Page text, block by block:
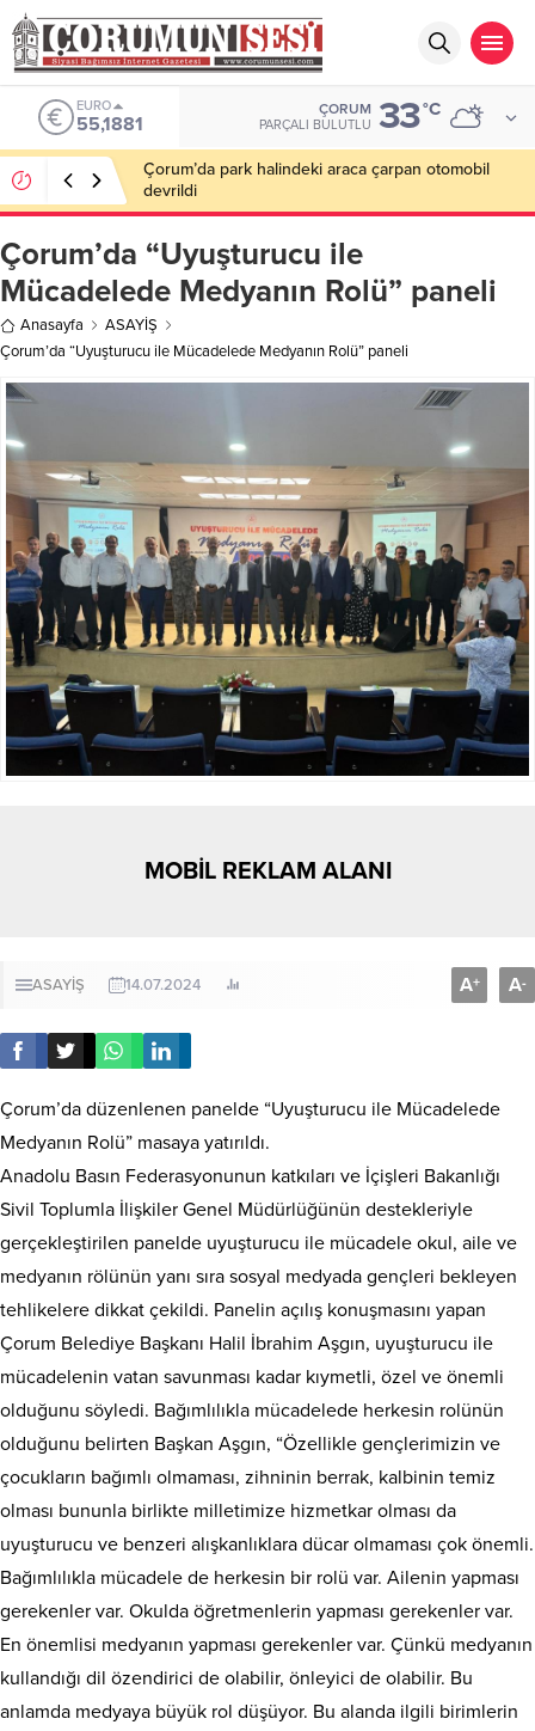
ALTIN
6.660,55
ÇORUM
PARÇALI BULUTLU 33°C
Savaş Balçık: “Benim hedefim Süper Lig’de bir yer
değil, Avrupa’da olmak”
Çorum’da “Uyuşturucu ile
Mücadelede Medyanın Rolü” paneli
Anasayfa
ASAYİŞ
Çorum’da “Uyuşturucu ile Mücadelede Medyanın Rolü” paneli
MOBİL REKLAM ALANI
ASAYİŞ 14.07.2024 A+ A-
Çorum’da düzenlenen panelde “Uyuşturucu ile Mücadelede
Medyanın Rolü” masaya yatırıldı.
Anadolu Basın Federasyonunun katkıları ve İçişleri Bakanlığı
Sivil Toplumla İlişkiler Genel Müdürlüğünün destekleriyle
gerçekleştirilen panelde uyuşturucu ile mücadele okul, aile ve
medyanın rölünün yanı sıra sosyal medyada gençleri bekleyen
tehlikelere dikkat çekildi. Panelin açılış konuşmasını yapan
Çorum Belediye Başkanı Halil İbrahim Aşgın, uyuşturucu ile
mücadelenin vatan savunması kadar kıymetli, özel ve önemli
olduğunu söyledi. Bağımlılıkla mücadelede herkesin rolünün
olduğunu belirten Başkan Aşgın, “Özellikle gençlerimizin ve
çocukların bağımlı olmaması, zihninin berrak, kalbinin temiz
olması bununla birlikte milletimize hizmetkar olması da
uyuşturucu ve benzeri alışkanlıklara dücar olmaması çok önemli.
Bağımlılıkla mücadele de herkesin bir rolü var. Ailenin yapması
gerekenler var. Okulda öğretmenlerin yapması gerekenler var.
En önemlisi medyanın yapması gerekenler var. Çünkü medyanın
kullandığı dil özendirici de olabilir, önleyici de olabilir. Bu
anlamda medyaya büyük rol düşüyor. Bu alanda ilgili birimlerin